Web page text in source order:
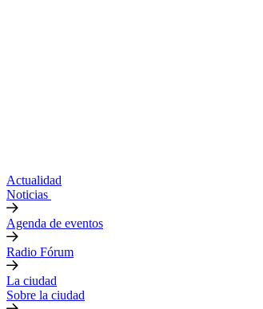
Actualidad
Noticias
Agenda de eventos
Radio Fórum
La ciudad
Sobre la ciudad